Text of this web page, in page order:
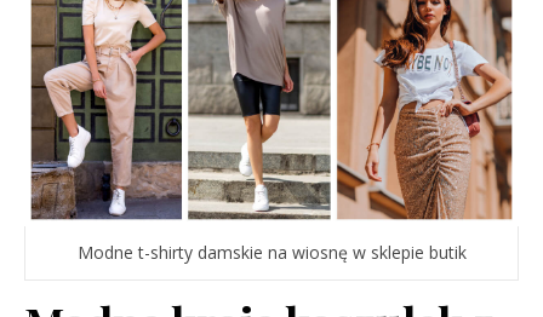
Modne t-shirty damskie na wiosnę w sklepie butik